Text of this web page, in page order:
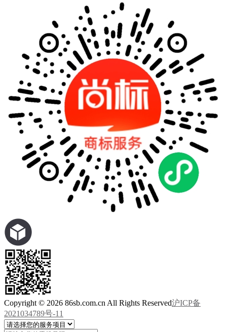
Copyright © 2026 86sb.com.cn All Rights Reserved沪ICP备
2021034789号-11